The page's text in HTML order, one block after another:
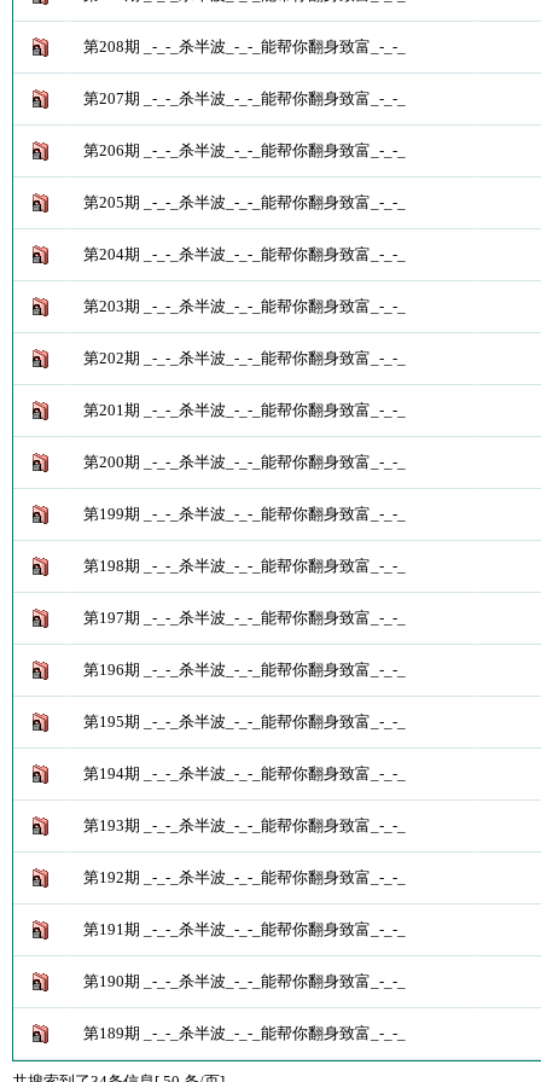
第208期 _-_-_杀半波_-_-_能帮你翻身致富_-_-_
第207期 _-_-_杀半波_-_-_能帮你翻身致富_-_-_
第206期 _-_-_杀半波_-_-_能帮你翻身致富_-_-_
第205期 _-_-_杀半波_-_-_能帮你翻身致富_-_-_
第204期 _-_-_杀半波_-_-_能帮你翻身致富_-_-_
第203期 _-_-_杀半波_-_-_能帮你翻身致富_-_-_
第202期 _-_-_杀半波_-_-_能帮你翻身致富_-_-_
第201期 _-_-_杀半波_-_-_能帮你翻身致富_-_-_
第200期 _-_-_杀半波_-_-_能帮你翻身致富_-_-_
第199期 _-_-_杀半波_-_-_能帮你翻身致富_-_-_
第198期 _-_-_杀半波_-_-_能帮你翻身致富_-_-_
第197期 _-_-_杀半波_-_-_能帮你翻身致富_-_-_
第196期 _-_-_杀半波_-_-_能帮你翻身致富_-_-_
第195期 _-_-_杀半波_-_-_能帮你翻身致富_-_-_
第194期 _-_-_杀半波_-_-_能帮你翻身致富_-_-_
第193期 _-_-_杀半波_-_-_能帮你翻身致富_-_-_
第192期 _-_-_杀半波_-_-_能帮你翻身致富_-_-_
第191期 _-_-_杀半波_-_-_能帮你翻身致富_-_-_
第190期 _-_-_杀半波_-_-_能帮你翻身致富_-_-_
第189期 _-_-_杀半波_-_-_能帮你翻身致富_-_-_